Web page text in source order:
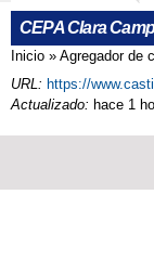
CEPA Clara
Se
Inicio » Agregador de
URL: https://
Actualizado: hace 1